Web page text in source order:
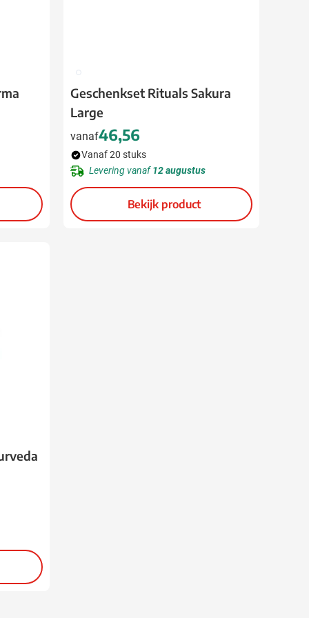
002
Geschenkset Rituals Sakura
Large
vanaf46,56
Vanaf 20 stuks
Levering vanaf12 augustus
Bekijk product